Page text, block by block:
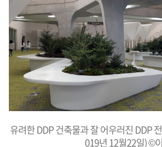
유려한 DDP 건축물과 잘 어우러진 DDP
019년 12월22일) ©